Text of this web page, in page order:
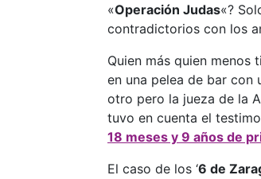
«Operación Judas«?
contradictorios con los
Quien más quien menos
en una pelea de bar con
otro pero la jueza de la
tuvo en cuenta el
18 meses y 9 años de
El caso de los ‘6 de